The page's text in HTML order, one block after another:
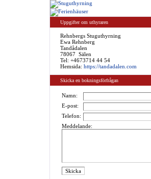
Uppgifter om uthyraren
Rehnbergs Stuguthyrning
Ewa Rehnberg
Tandådalen
78067 Sälen
Tel: +4673714 44 54
Hemsida: https://tandadalen.com
Skicka en bokningsförfrågan
Namn:
E-post:
Telefon:
Meddelande: